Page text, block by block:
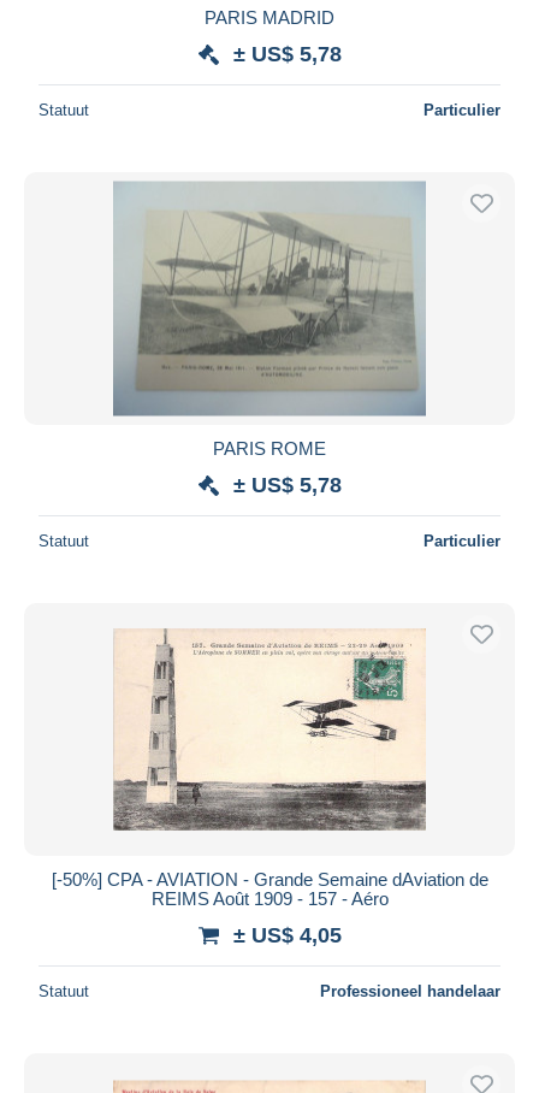
PARIS MADRID
± US$ 5,78
Statuut Particulier
PARIS ROME
± US$ 5,78
Statuut Particulier
[-50%] CPA - AVIATION - Grande Semaine dAviation de
REIMS Août 1909 - 157 - Aéro
± US$ 4,05
Statuut Professioneel handelaar